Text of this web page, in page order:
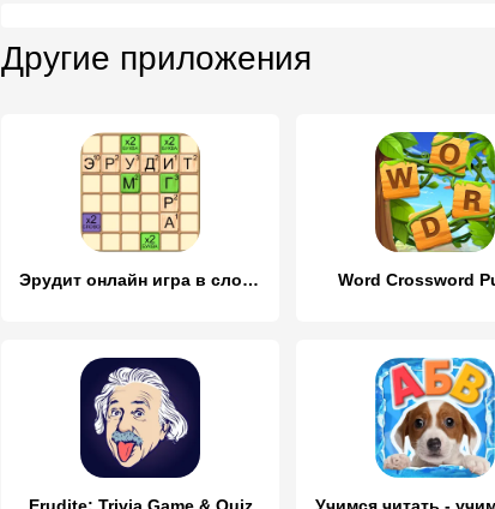
Другие приложения
Эрудит онлайн игра в слова Word Crossword